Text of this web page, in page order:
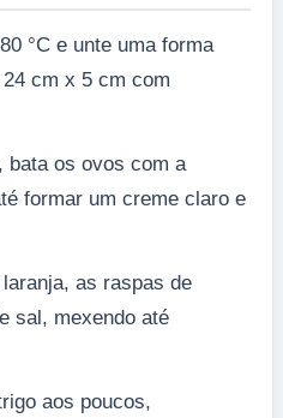
°C e unte uma forma
cm x 5 cm com
bata os ovos com a
formar um creme claro e
as raspas de
sal, mexendo até
aos poucos,